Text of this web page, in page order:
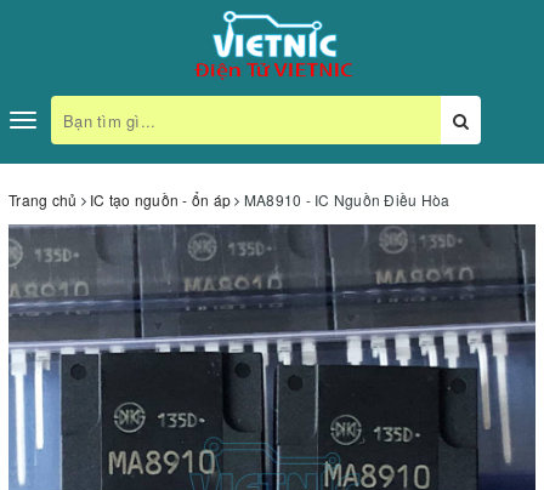
Toggle
navigation
Trang chủ IC tạo nguồn - ổn áp MA8910 - IC Nguồn Điều Hòa